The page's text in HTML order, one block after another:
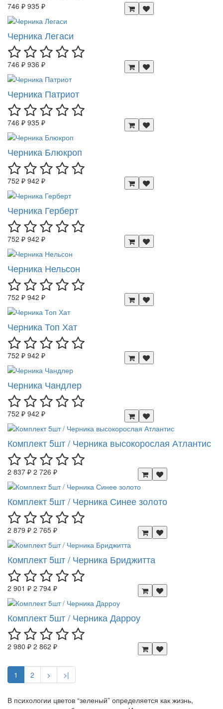
746 ₽ 935 ₽
Черника Легаси
746 ₽ 936 ₽
Черника Патриот
746 ₽ 935 ₽
Черника Блюкроп
752 ₽ 942 ₽
Черника Герберт
752 ₽ 942 ₽
Черника Нельсон
752 ₽ 942 ₽
Черника Топ Хат
752 ₽ 942 ₽
Черника Чандлер
752 ₽ 942 ₽
Комплект 5шт / Черника высокорослая Атлантис
2 837 ₽ 2 726 ₽
Комплект 5шт / Черника Синее золото
2 879 ₽ 2 765 ₽
Комплект 5шт / Черника Бриджитта
2 901 ₽ 2 794 ₽
Комплект 5шт / Черника Дарроу
2 980 ₽ 2 862 ₽
1 2 > >|
В психологии цветов “зеленый” определяется как жизнь,